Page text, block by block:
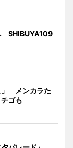
SHIBUYA109
」 メンカラた
ゴも